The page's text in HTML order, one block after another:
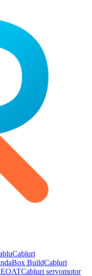
Cabluri
Box BuildCabluri
Cabluri servomotor